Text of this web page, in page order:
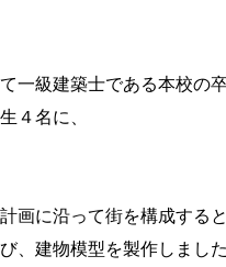
一級建築士である本校の卒
４名に、
画に沿って街を構成する
、建物模型を製作しました